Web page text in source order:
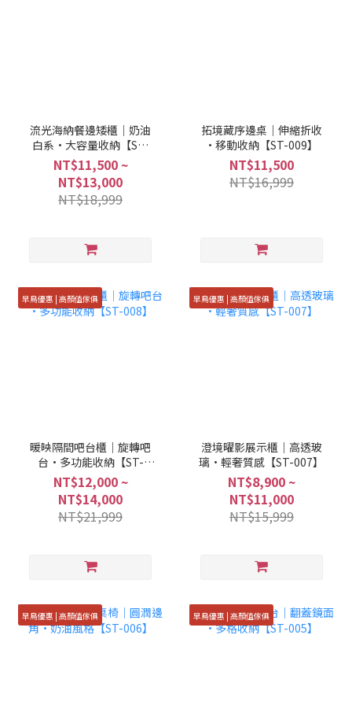
流光海納餐邊矮櫃｜奶油
白系·大容量收納【ST-
010】
NT$11,500 ~
NT$13,000
NT$18,999
拓境藏序邊桌｜伸縮折收
·移動收納【ST-009】
NT$11,500
NT$16,999
早鳥優惠 | 高顏值傢俱
暖映隔間吧台櫃｜旋轉吧
台·多功能收納【ST-
008】
NT$12,000 ~
NT$14,000
NT$21,999
早鳥優惠 | 高顏值傢俱
澄境曜影展示櫃｜高透玻
璃·輕奢質感【ST-007】
NT$8,900 ~
NT$11,000
NT$15,999
早鳥優惠 | 高顏值傢俱 早鳥優惠 | 高顏值傢俱